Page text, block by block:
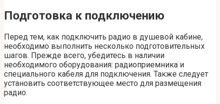
Подготовка к подключению
Перед тем, как подключить радио в душевой кабине,
необходимо выполнить несколько подготовительных
шагов. Прежде всего, убедитесь в наличии
необходимого оборудования: радиоприемника и
специального кабеля для подключения. Также следует
установить соответствующее место для размещения
радио.